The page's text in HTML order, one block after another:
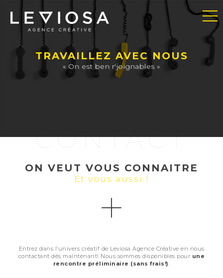
TRAVAILLEZ AVEC NOUS
« On est ben r'joignables »
CONTACT
ON VEUT VOUS CONNAITRE
Et vous aussi !
Entrez dans l’univers créatif de Leviosa Agence Créative en nous
contactant dès maintenant! Nous sommes disponibles pour une
rencontre préliminaire (sans frais!).